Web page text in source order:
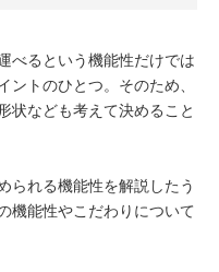
べるという機能性だけでは
ントのひとつ。そのため、
状なども考えて決めること
られる機能性を解説したう
機能性やこだわりについて